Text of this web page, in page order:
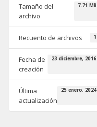
Tamaño del
archivo
7.71 MB
Recuento de archivos 1
Fecha de
creación
23 diciembre, 2016
Última
actualización
25 enero, 2024